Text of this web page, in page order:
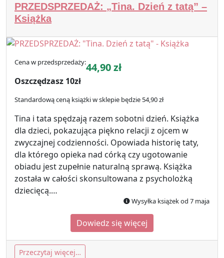
PRZEDSPRZEDAŻ: „Tina. Dzień z tatą” –
Książka
Cena w przedsprzedaży:44,90zł
Oszczędzasz 10zł
Standardową ceną książki w sklepie będzie 54,90 zł
Tina i tata spędzają razem sobotni dzień. Książka
dla dzieci, pokazująca piękno relacji z ojcem w
zwyczajnej codzienności. Opowiada historię taty,
dla którego opieka nad córką czy ugotowanie
obiadu jest zupełnie naturalną sprawą. Książka
została w całości skonsultowana z psycholożką
dziecięcą.…
Wysyłka książek od 7 maja
Dowiedz się więcej
Przeczytaj więcej…